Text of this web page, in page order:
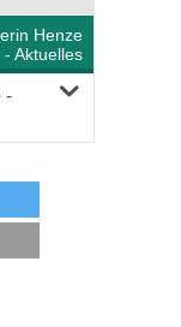
Henze
- Aktuelles
-